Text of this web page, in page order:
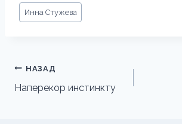
Метки
записи:
Инна Стужева
Навигация
по
НАЗАД
Наперекор инстинкту